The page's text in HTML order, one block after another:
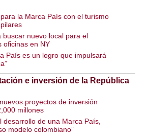
la Marca País con el turismo
buscar nuevo local para el
oficinas en NY
País es un logro que impulsará
e inversión de la República
proyectos de inversión
millones
desarrollo de una Marca País,
modelo colombiano”